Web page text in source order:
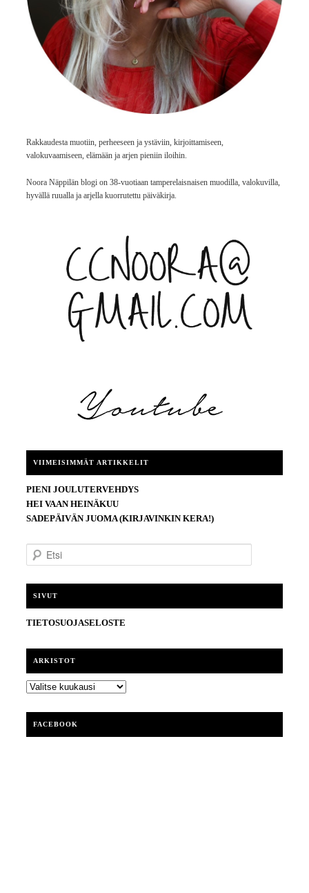
Rakkaudesta muotiin, perheeseen ja ystäviin, kirjoittamiseen,
valokuvaamiseen, elämään ja arjen pieniin iloihin.
Noora Näppilän blogi on 38-vuotiaan tamperelaisnaisen muodilla, valokuvilla,
hyvällä ruualla ja arjella kuorrutettu päiväkirja.
VIIMEISIMMÄT ARTIKKELIT
PIENI JOULUTERVEHDYS
HEI VAAN HEINÄKUU
SADEPÄIVÄN JUOMA (KIRJAVINKIN KERA!)
t
SIVUT
TIETOSUOJASELOSTE
ARKISTOT
ARKISTOT
FACEBOOK